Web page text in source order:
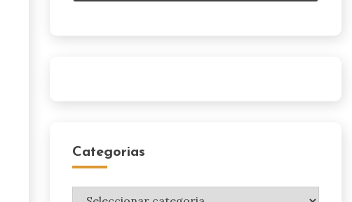
Categorias
Categorias